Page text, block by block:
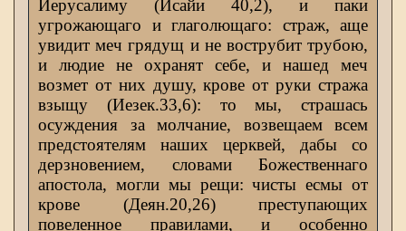
Иерусалиму (Исайи 40,2), и паки
угрожающаго и глаголющаго: страж, аще
увидит меч грядущ и не вострубит трубою,
и людие не охранят себе, и нашед меч
возмет от них душу, крове от руки стража
взыщу (Иезек.33,6): то мы, страшась
осуждения за молчание, возвещаем всем
предстоятелям наших церквей, дабы со
дерзновением, словами Божественнаго
апостола, могли мы рещи: чисты есмы от
крове (Деян.20,26) преступающих
повеленное правилами, и особенно